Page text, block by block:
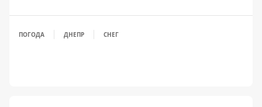
ПОГОДА ДНЕПР СНЕГ